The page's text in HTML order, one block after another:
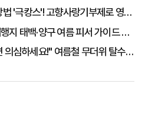
랑기부제로 영화관람권 받고 세액공제까지 챙기기
피서 가이드 및 빙고 스탬프 투어 이벤트 혜택 총정리
!" 여름철 무더위 탈수증상 원인과 응급 대처법